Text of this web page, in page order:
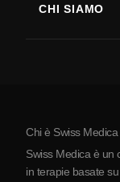
Malattia di
Artrite
CHI SIAMO
La Serbia
Chi è Swiss Medica
Swiss Medica è un
in terapie basate